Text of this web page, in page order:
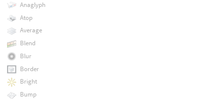
Anaglyph
Atop
Average
Blend
Blur
Border
Bright
Bump